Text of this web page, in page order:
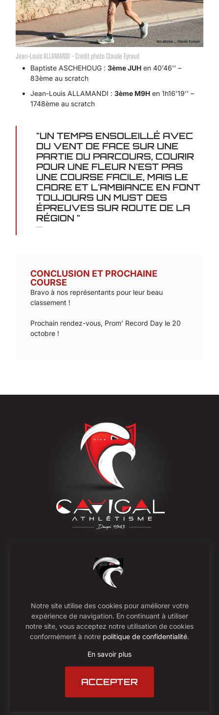
Jean-Louis ALLAMANDI - Crédit photo Claude Eyraud
Baptiste ASCHEHOUG :3ème JUH en 40’46’’ –
83ème au scratch
Jean-Louis ALLAMANDI :3ème M9H en 1h16’19’’ –
1748ème au scratch
"UN TEMPS ENSOLEILLÉ AVEC
DU VENT DE FACE SUR UNE
PARTIE DU PARCOURS, COURIR
POUR UNE FLEUR N'EST PAS
UNE COURSE FACILE, MAIS LE
CADRE ET L'AMBIANCE EN FONT
TOUJOURS UN MUST DES
ÉPREUVES SUR ROUTE DE LA
RÉGION "
—
CONCLUSION ET PROCHAINE
COURSE
Bravo à nos représentants pour leur beau
classement !
Prochain rendez-vous, Prom’ Record Day le 20
octobre !
Suivez-nous sur les réseaux
sportif.
COORDONNÉES
‍Cavigal Nice Sports -
Section Athlétisme -
2 rue EL NOUZAH - 06000
NICE
© 2026 Cavigal Athlétisme | Tout droits réservés |
Notre site utilise des cookies pour améliorer votre
expérience de navigation. En continuant à utiliser
notre site, vous acceptez notre utilisation de cookies
conformément à notre politique de confidentialité.
En savoir plus
ACCEPTER